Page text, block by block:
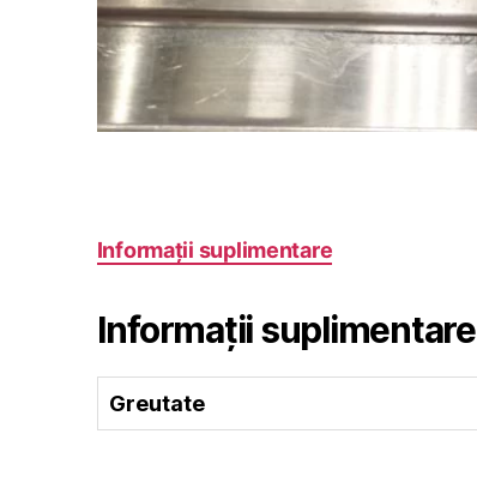
Informații suplimentare
Informații suplimentare
Greutate